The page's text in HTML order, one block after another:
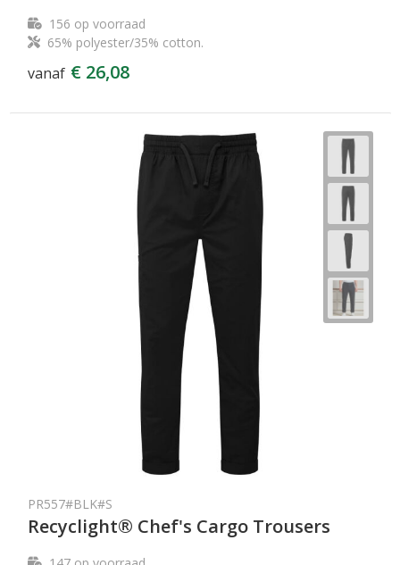
156 op voorraad
65% polyester/35% cotton.
vanaf € 26,08
PR557#BLK#S
Recyclight® Chef's Cargo Trousers